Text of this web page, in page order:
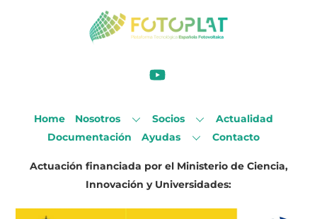
Home Nosotros Socios
Actualidad
Documentación
Ayudas Contacto
Actuación financiada por el Ministerio de Ciencia,
Innovación y Universidades: